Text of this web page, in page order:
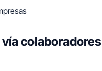
colaboradores